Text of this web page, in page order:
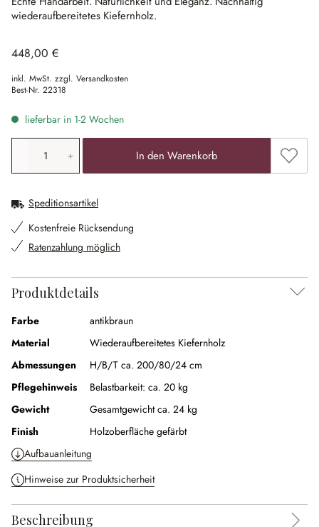
wiederaufbereitetes Kiefernholz.
448,00 €
inkl. MwSt. zzgl. Versandkosten
Best-Nr. 22318
lieferbar in 1-2 Wochen
Produkt Anzahl: Gib den gewünschten Wert ein oder
In den Warenkorb Zum
Speditionsartikel
Kostenfreie Rücksendung
Ratenzahlung möglich
Produktdetails
Farbe
antikbraun
Material
Wiederaufbereitetes Kiefernholz
Abmessungen
H/B/T ca. 200/80/24 cm
Pflegehinweis
Belastbarkeit: ca. 20 kg
Gewicht
Gesamtgewicht ca. 24 kg
Finish
Holzoberfläche gefärbt
Aufbauanleitung
Hinweise zur Produktsicherheit
Beschreibung